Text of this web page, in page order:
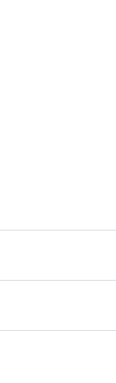
和 SideFX Houdini
、Maya 等软件的
工程师对渲染功能的